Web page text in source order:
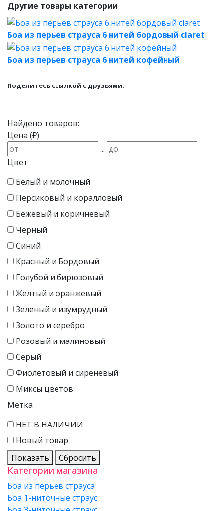
Другие товары категории
Боа из перьев страуса 6 нитей бордовый claret
Боа из перьев страуса 6 нитей кофейный
Поделитесь ссылкой с друзьями:
Найдено товаров:
Цена (₽)
...
Цвет
Белый и молочный
Персиковый и коралловый
Бежевый и коричневый
Черный
Синий
Красный и Бордовый
Голубой и бирюзовый
Желтый и оранжевый
Зеленый и изумрудный
Золото и серебро
Розовый и малиновый
Серый
Фиолетовый и сиреневый
Миксы цветов
Метка
НЕТ В НАЛИЧИИ
Новый товар
Показать
Сбросить
Категории магазина
Боа из перьев страуса
Боа 1-ниточные страус